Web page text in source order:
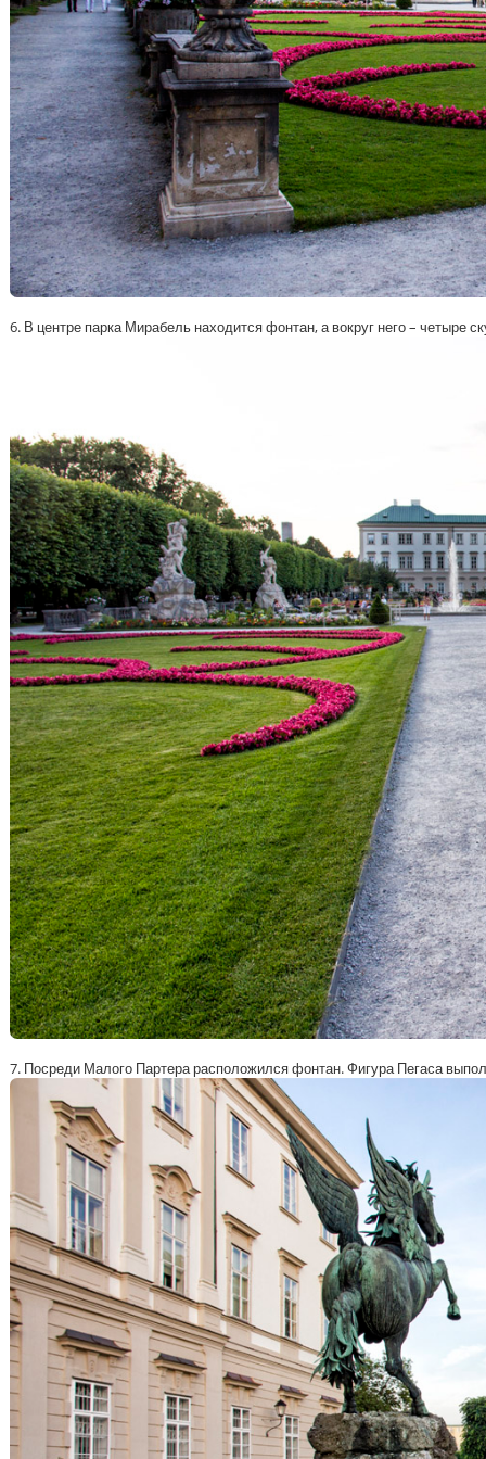
6. В центре парка Мирабель находится фонтан, а вокруг него – четыре
7. Посреди Малого Партера расположился фонтан. Фигура Пегаса